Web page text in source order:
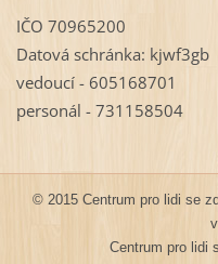
IČO 70965200
Datová schránka: kjwf3gb
vedoucí - 605168701
personál - 731158504
© 2015 Centrum pro lidi se
Centrum pro lidi